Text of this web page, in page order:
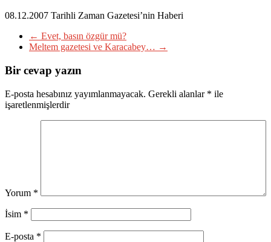
08.12.2007 Tarihli Zaman Gazetesi’nin Haberi
← Evet, basın özgür mü?
Meltem gazetesi ve Karacabey… →
Bir cevap yazın
E-posta hesabınız yayımlanmayacak. Gerekli alanlar * ile
işaretlenmişlerdir
Yorum *
İsim *
E-posta *